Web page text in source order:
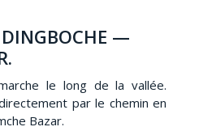
DINGBOCHE —
le long de la vallée.
par le chemin en
Bazar.